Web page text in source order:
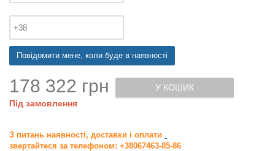
Повідомити мене, коли буде в наявності
178 322 грн
Під замовлення
У КОШИК
З питань наявності, доставки і оплати
звертайтеся за телефоном: +38067463-85-86